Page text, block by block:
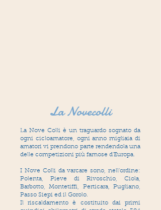
La Novecolli
La Nove Colli è un traguardo sognato da
ogni cicloamatore, ogni anno migliaia di
amatori vi prendono parte rendendola una
delle competizioni più famose d'Europa.
I Nove Colli da varcare sono, nell'ordine:
Polenta, Pieve di Rivoschio, Ciola,
Barbotto, Montetiffi, Perticara, Pugliano,
Passo Siepi ed il Gorolo.
Il riscaldamento è costituito dai primi